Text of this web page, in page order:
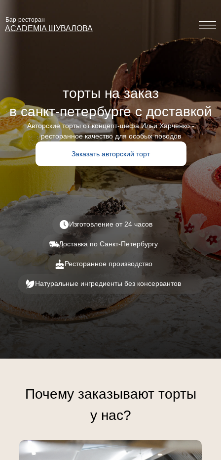
ACADEMIA ШУВАЛОВА
Бар-ресторан
ACADEMIA
ШУВАЛОВА
торты на заказ
в санкт-петербурге с доставкой
Авторские торты от концепт-шефа Ильи Харченко -
ресторанное качество для особых поводов
Заказать авторский торт
Изготовление от 24 часов
Доставка по Санкт-Петербургу
Ресторанное производство
Натуральные ингредиенты без консервантов
Почему заказывают торты
у нас?